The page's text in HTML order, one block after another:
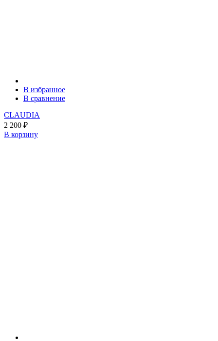
В избранное
В сравнение
CLAUDIA
2 200 ₽
В корзину